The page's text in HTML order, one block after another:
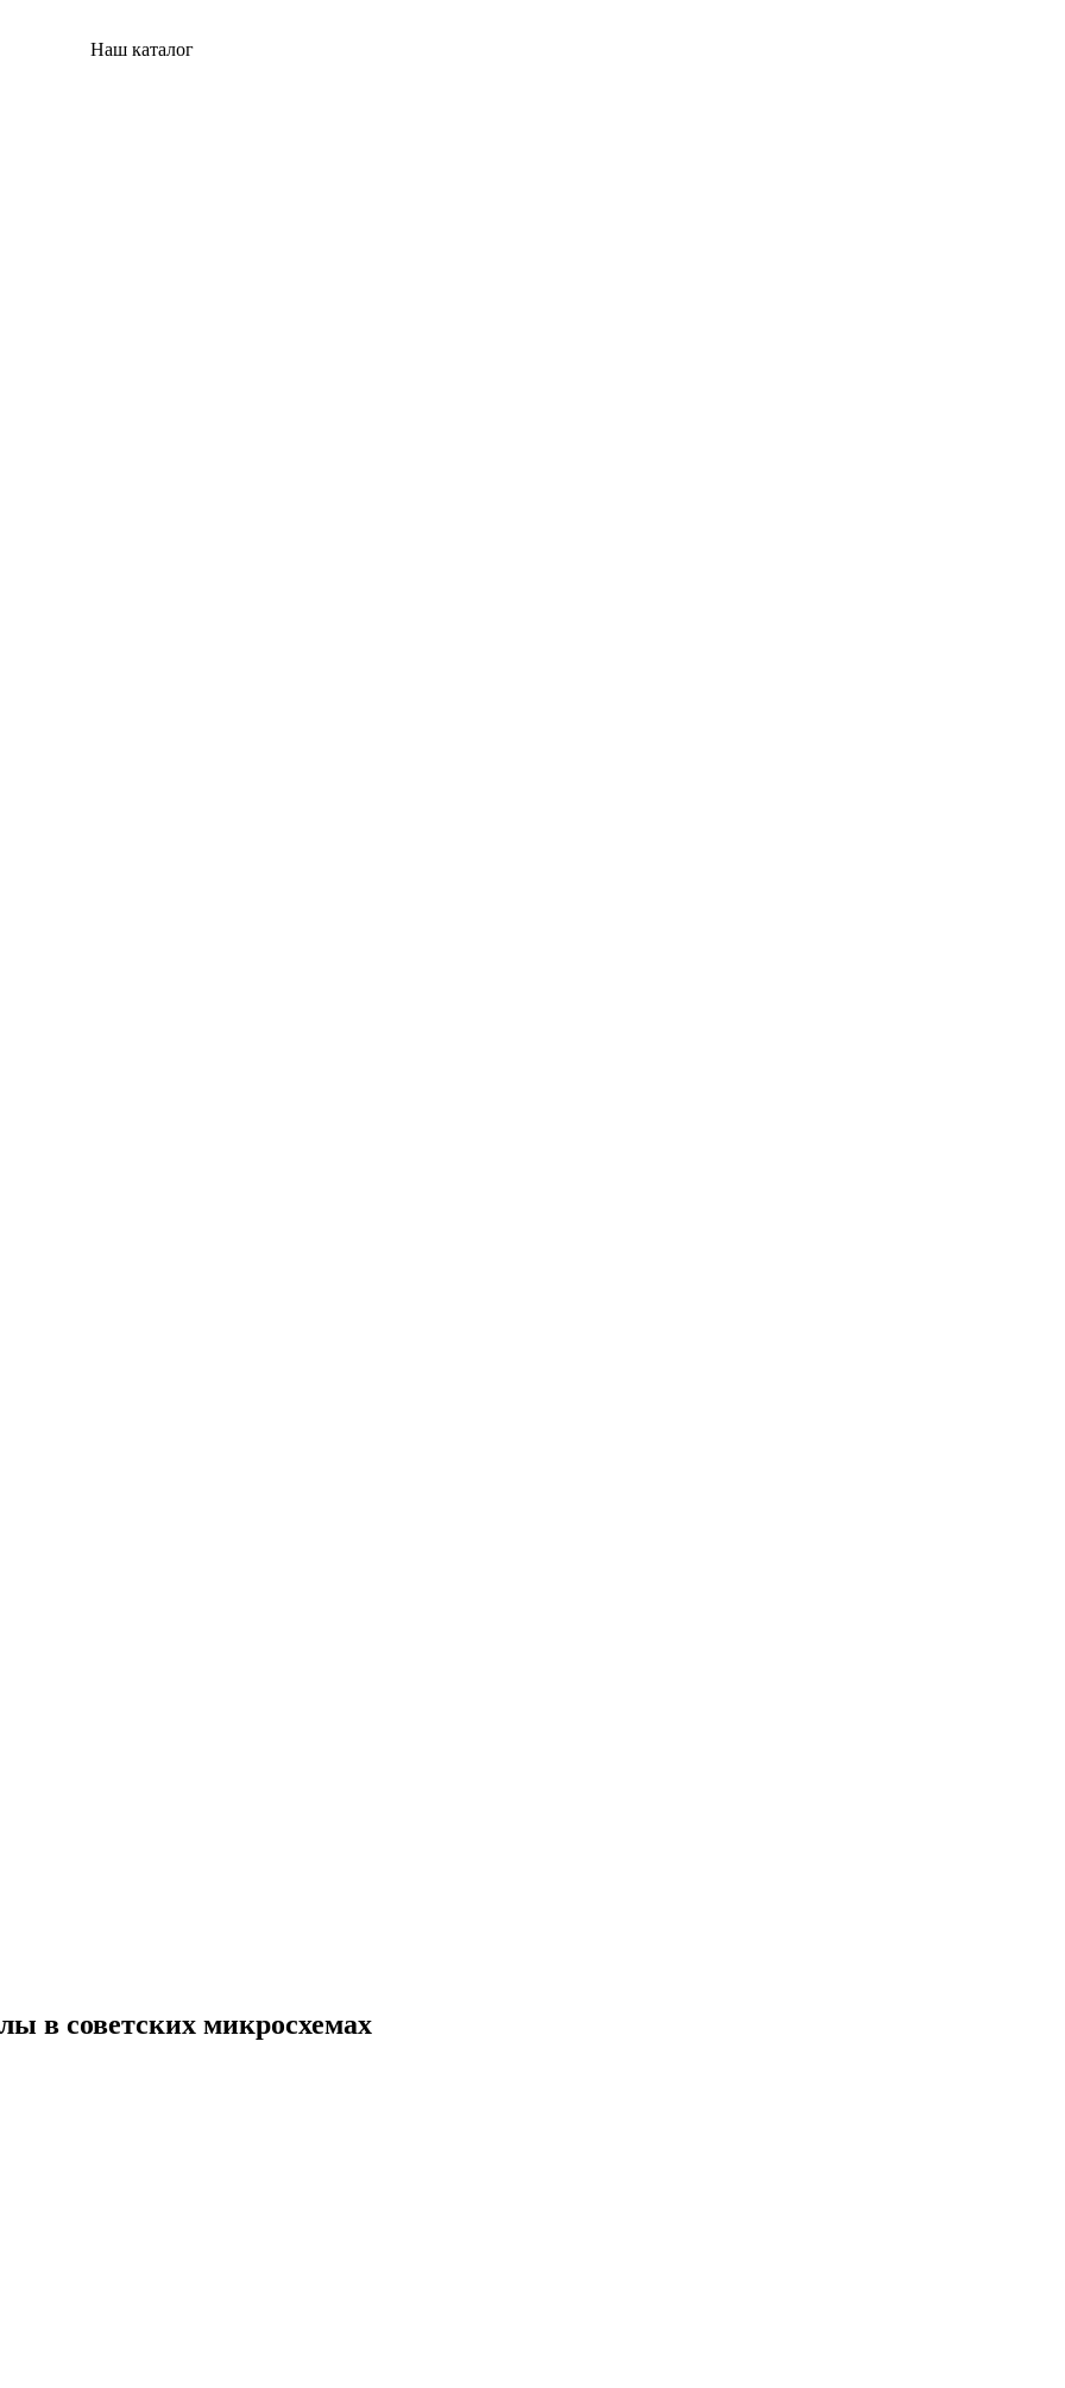
Наш каталог
в советских микросхемах